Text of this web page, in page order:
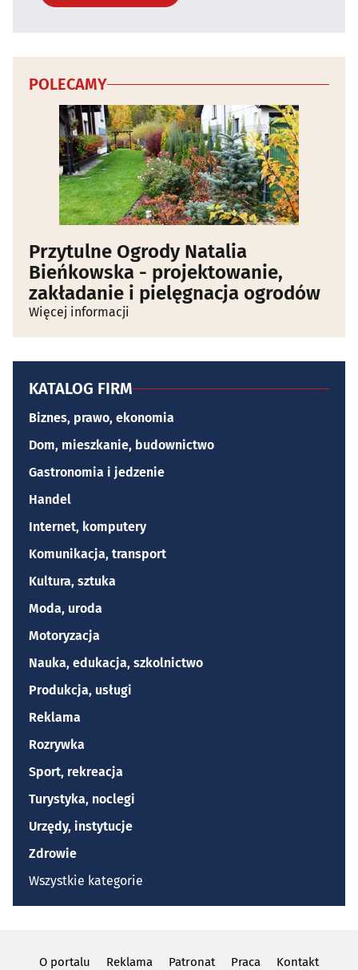
POLECAMY
Przytulne Ogrody Natalia
Bieńkowska - projektowanie,
zakładanie i pielęgnacja ogrodów
Więcej informacji
KATALOG FIRM
Biznes, prawo, ekonomia
Dom, mieszkanie, budownictwo
Gastronomia i jedzenie
Handel
Internet, komputery
Komunikacja, transport
Kultura, sztuka
Moda, uroda
Motoryzacja
Nauka, edukacja, szkolnictwo
Produkcja, usługi
Reklama
Rozrywka
Sport, rekreacja
Turystyka, noclegi
Urzędy, instytucje
Zdrowie
Wszystkie kategorie
O portalu Reklama Patronat Praca Kontakt